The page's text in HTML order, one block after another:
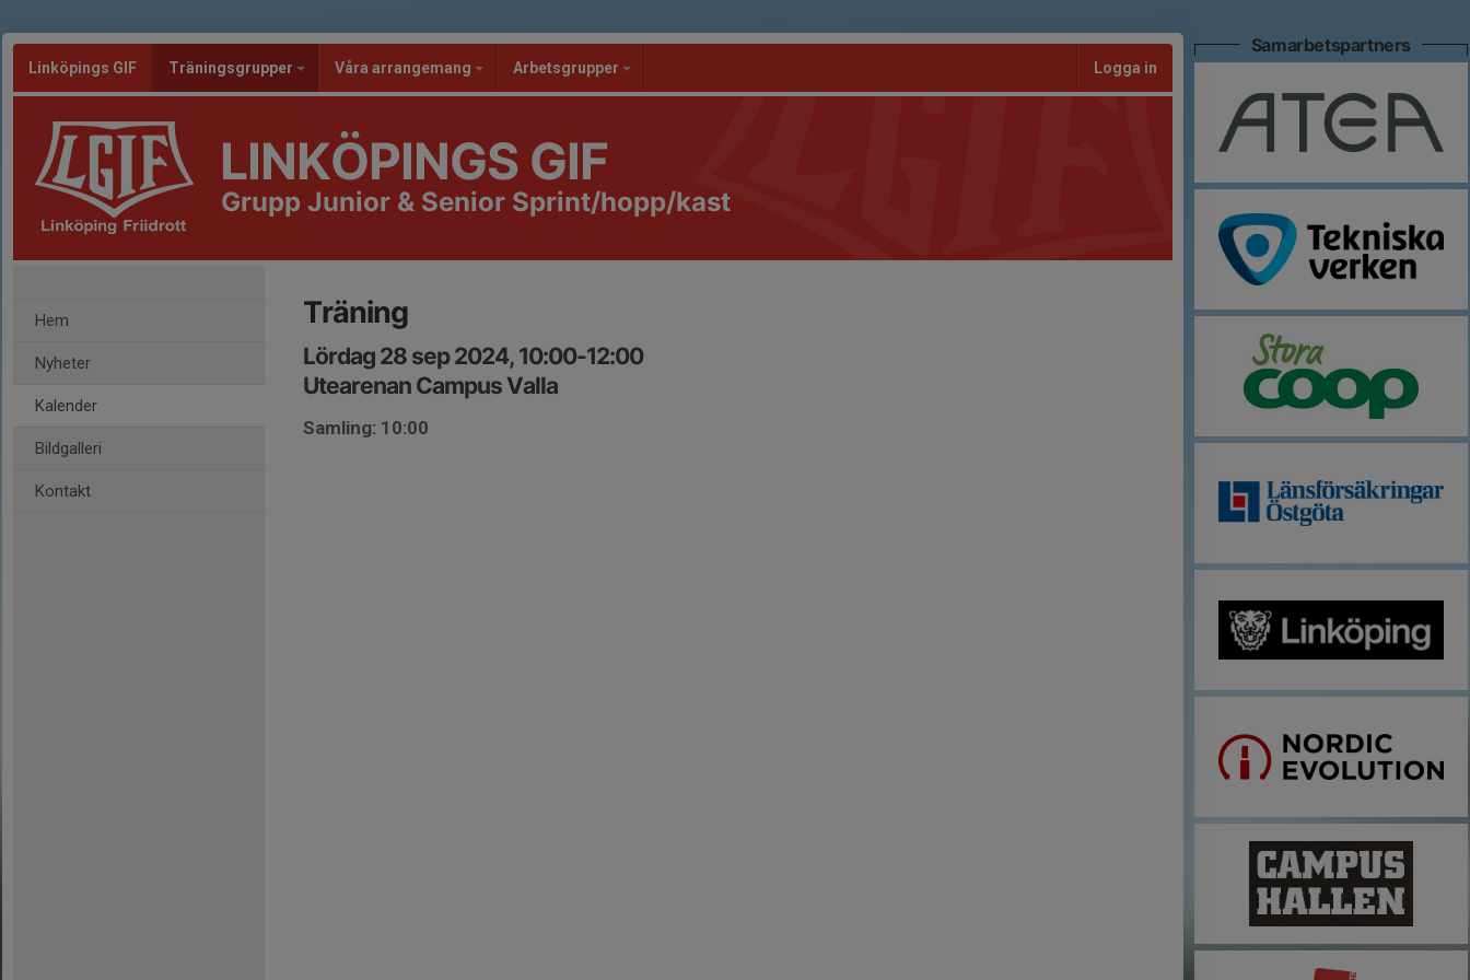
Linköpings GIF Träningsgrupper Våra arrangemang Arbetsgrupper Logga in
LINKÖPINGS GIF
Grupp Junior & Senior Sprint/hopp/kast
Hem
Nyheter
Kalender
Bildgalleri
Kontakt
Träning
Lördag 28 sep 2024, 10:00-12:00
Utearenan Campus Valla
Samling: 10:00
Samarbetspartners